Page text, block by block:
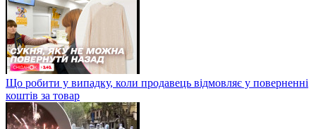
Що робити у випадку, коли продавець відмовляє у поверненні
коштів за товар